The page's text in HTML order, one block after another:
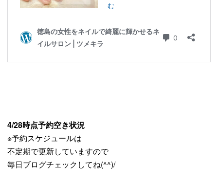
4/28時点予約空き状況
※予約スケジュールは
不定期で更新していますので
毎日ブログチェックしてね(^^)/